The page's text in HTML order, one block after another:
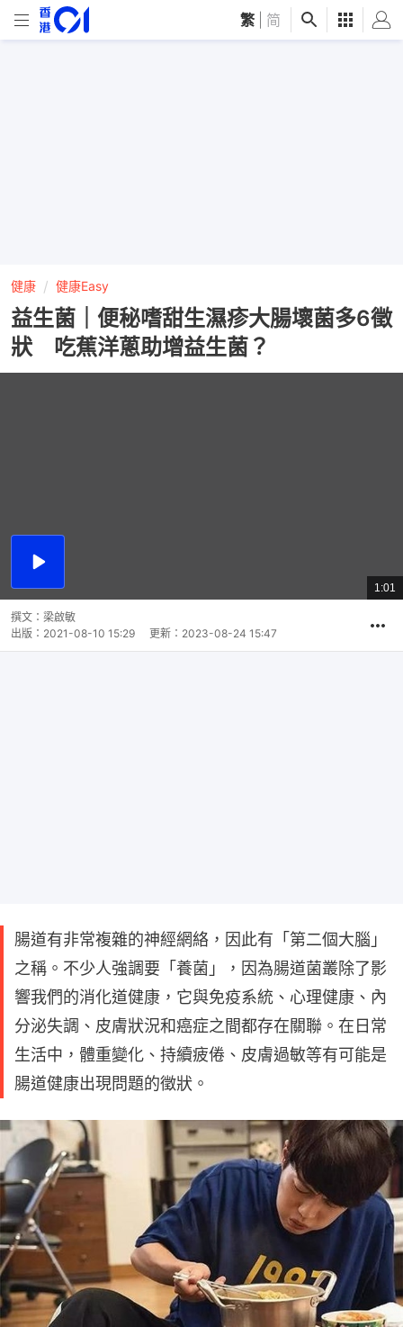
繁 简
健康 健康Easy
益生菌｜便秘嗜甜生濕疹大腸壞菌多6徵
狀 吃蕉洋蔥助增益生菌？
播
總
共
1:01
撰文： 梁啟敏
出版： 2021-08-10 15:29 更新： 2023-08-24 15:47
腸道有非常複雜的神經網絡，因此有「第二個大腦」
之稱。不少人強調要「養菌」，因為腸道菌叢除了影
響我們的消化道健康，它與免疫系統、心理健康、內
分泌失調、皮膚狀況和癌症之間都存在關聯。在日常
生活中，體重變化、持續疲倦、皮膚過敏等有可能是
腸道健康出現問題的徵狀。